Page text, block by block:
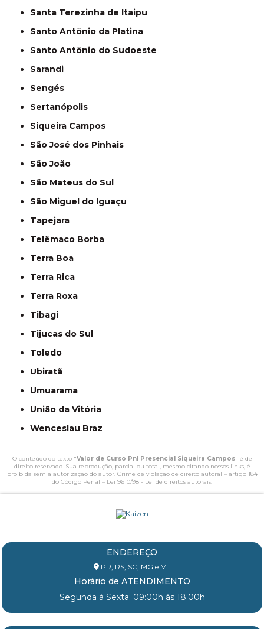
Santa Terezinha de Itaipu
Santo Antônio da Platina
Santo Antônio do Sudoeste
Sarandi
Sengés
Sertanópolis
Siqueira Campos
São José dos Pinhais
São João
São Mateus do Sul
São Miguel do Iguaçu
Tapejara
Telêmaco Borba
Terra Boa
Terra Rica
Terra Roxa
Tibagi
Tijucas do Sul
Toledo
Ubiratã
Umuarama
União da Vitória
Wenceslau Braz
O conteúdo do texto "Valor de Curso Pnl Presencial Siqueira Campos" é de
direito reservado. Sua reprodução, parcial ou total, mesmo citando nossos links, é
proibida sem a autorização do autor. Crime de violação de direito autoral – artigo 184
do Código Penal – Lei 9610/98 - Lei de direitos autorais.
ENDEREÇO
PR, RS, SC, MG e MT
Horário de ATENDIMENTO
Segunda à Sexta: 09:00h às 18:00h